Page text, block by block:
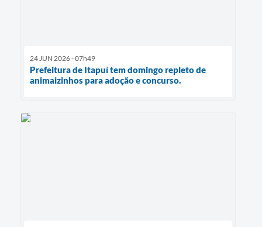
24 JUN 2026 - 07h49
Prefeitura de Itapuí tem domingo repleto de
animaizinhos para adoção e concurso.